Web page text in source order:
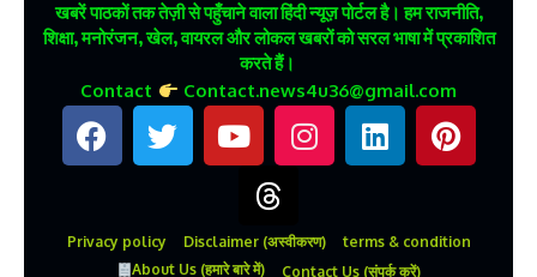
खबरें पाठकों तक तेज़ी से पहुँचाने वाला हिंदी न्यूज़ पोर्टल है। हम राजनीति,
शिक्षा, मनोरंजन, खेल, वायरल और लोकल खबरों को सरल भाषा में प्रकाशित
करते हैं।
Contact Contact.news4u36@gmail.com
Privacy policy Disclaimer (अस्वीकरण)
terms & condition
About Us (हमारे बारे में)
Contact Us (संपर्क करें)